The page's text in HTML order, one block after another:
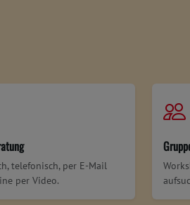
telefonisch, per E-Mail
per Video.